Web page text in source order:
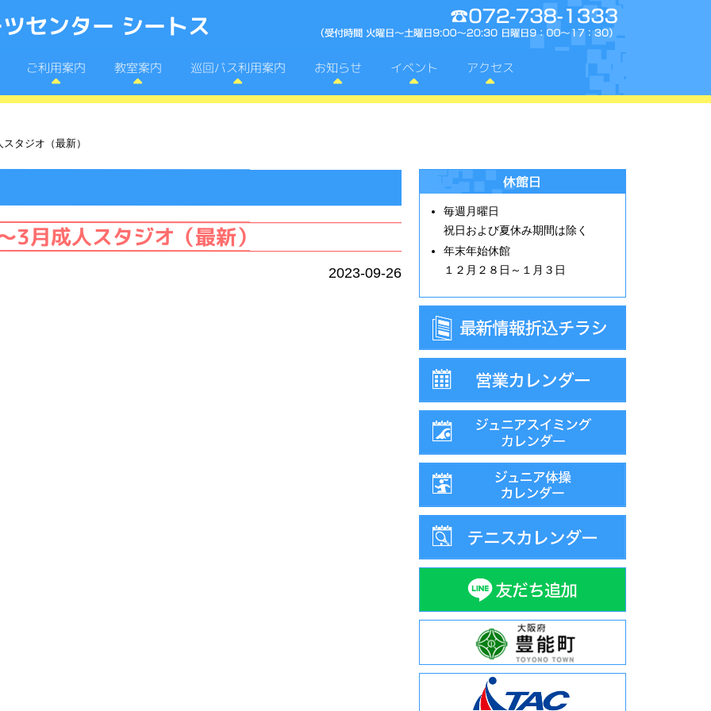
センター シートス
電話番号:072-
ご利用案内 教室案内 巡回バス利用案内 お知らせ イベント アクセス
タジオ（最新）
月成人スタジオ（最新）
2023-09-26
休館日
毎週月曜日
祝日および夏休み期間は除く
年末年始休館
１２月２８日～１月３日